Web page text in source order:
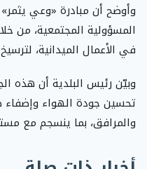
وأوضح أن مبادرة «وعي
المسؤولية المجتمعية، من
في الأعمال الميدانية،
وبيّن رئيس البلدية أن
تحسين جودة الهواء
والمرافق، بما ينسجم مع